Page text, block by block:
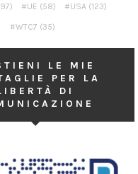
UE (58) USA(123)
WTC7 (35)
LE MIE
PER LA
DI